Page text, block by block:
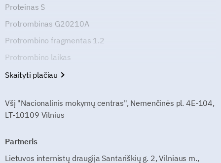
Proteinas S
Protrombinas G20210A
Protrombino fragmentas 1.2
Protrombino laikas
Skaityti plačiau
Všį "Nacionalinis mokymų centras", Nemenčinės pl. 4E-104,
LT-10109 Vilnius
Partneris
Lietuvos internistų draugija Santariškių g. 2, Vilniaus m.,